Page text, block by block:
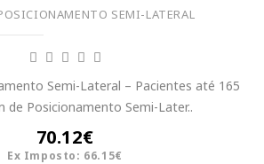
SEMI-LATERAL
Semi-Lateral – Pacientes até 165
de Posicionamento Semi-Later..
70.12€
Ex Imposto: 66.15€